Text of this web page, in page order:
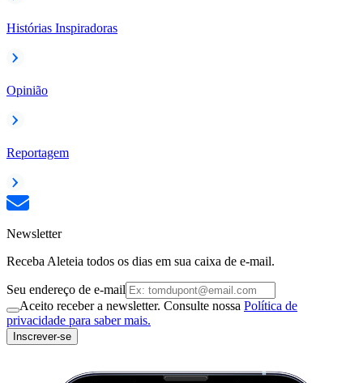
Histórias Inspiradoras
Opinião
Reportagem
Newsletter
Receba Aleteia todos os dias em sua caixa de e-mail.
Seu endereço de e-mail
Aceito receber a newsletter. Consulte nossa Política de
privacidade para saber mais.
Inscrever-se